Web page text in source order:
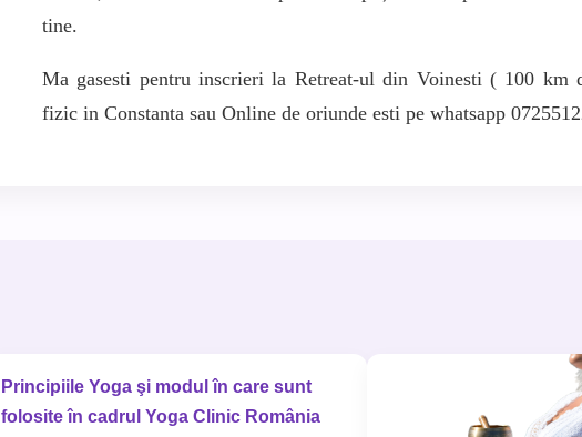
tine.
Ma gasesti pentru inscrieri la Retreat-ul din Voinesti ( 100 km
fizic in Constanta sau Online de oriunde esti pe whatsapp
Principiile Yoga şi modul în care sunt
folosite în cadrul Yoga Clinic România